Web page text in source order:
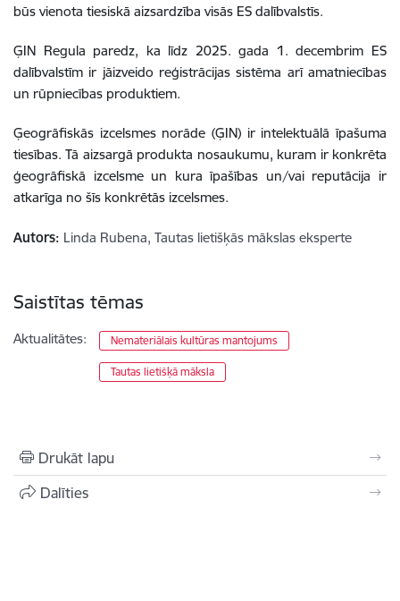
būs vienota tiesiskā aizsardzība visās ES dalībvalstīs.
ĢIN Regula paredz, ka līdz 2025. gada 1. decembrim ES
dalībvalstīm ir jāizveido reģistrācijas sistēma arī amatniecības
un rūpniecības produktiem.
Ģeogrāfiskās izcelsmes norāde (ĢIN) ir intelektuālā īpašuma
tiesības. Tā aizsargā produkta nosaukumu, kuram ir konkrēta
ģeogrāfiskā izcelsme un kura īpašības un/vai reputācija ir
atkarīga no šīs konkrētās izcelsmes.
Autors: Linda Rubena, Tautas lietišķās mākslas eksperte
Saistītas tēmas
Aktualitātes: Nemateriālais kultūras mantojums
Tautas lietišķā māksla
Drukāt lapu
Dalīties